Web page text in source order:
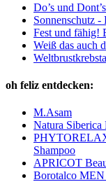
Do’s und
Sonnenschutz -
Fest und fähig!
Weiß das auch
oh feliz entdecken:
M.Asam
Natura
Shampoo
APRICOT
Borotalco MEN